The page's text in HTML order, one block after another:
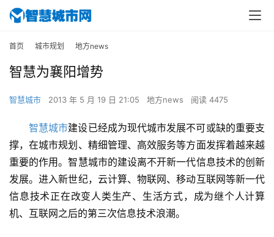
首页 城市规划 地方news
智慧为襄阳增势
智慧城市 2013 年 5 月 19 日 21:05 地方news 阅读 4475
智慧城市建设已经成为现代城市发展不可或缺的重要支
撑，在城市规划、精细管理、高效服务等方面发挥着越来越
重要的作用。智慧城市的建设离不开新一代信息技术的创新
发展。进入新世纪，云计算、物联网、移动互联网等新一代
信息技术正在改变人类生产、生活方式，成为继个人计算
机、互联网之后的第三次信息技术浪潮。